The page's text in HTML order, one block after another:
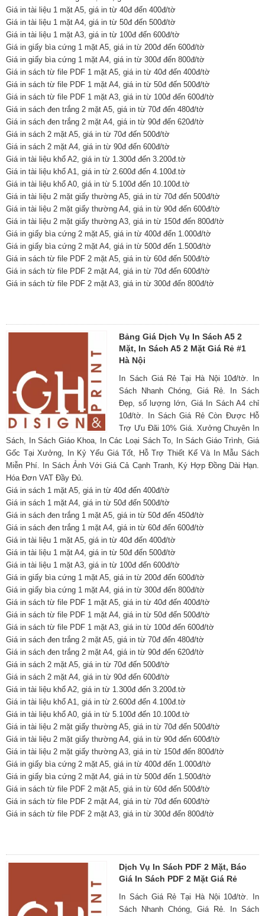
Giá in tài liệu 1 mặt A5, giá in từ 40đ đến 400đ/tờ
Giá in tài liệu 1 mặt A4, giá in từ 50đ đến 500đ/tờ
Giá in tài liệu 1 mặt A3, giá in từ 100đ đến 600đ/tờ
Giá in giấy bìa cứng 1 mặt A5, giá in từ 200đ đến 600đ/tờ
Giá in giấy bìa cứng 1 mặt A4, giá in từ 300đ đến 800đ/tờ
Giá in sách từ file PDF 1 mặt A5, giá in từ 40đ đến 400đ/tờ
Giá in sách từ file PDF 1 mặt A4, giá in từ 50đ đến 500đ/tờ
Giá in sách từ file PDF 1 mặt A3, giá in từ 100đ đến 600đ/tờ
Giá in sách đen trắng 2 mặt A5, giá in từ 70đ đến 480đ/tờ
Giá in sách đen trắng 2 mặt A4, giá in từ 90đ đến 620đ/tờ
Giá in sách 2 mặt A5, giá in từ 70đ đến 500đ/tờ
Giá in sách 2 mặt A4, giá in từ 90đ đến 600đ/tờ
Giá in tài liệu khổ A2, giá in từ 1.300đ đến 3.200đ.tờ
Giá in tài liệu khổ A1, giá in từ 2.600đ đến 4.100đ.tờ
Giá in tài liệu khổ A0, giá in từ 5.100đ đến 10.100đ.tờ
Giá in tài liệu 2 mặt giấy thường A5, giá in từ 70đ đến 500đ/tờ
Giá in tài liệu 2 mặt giấy thường A4, giá in từ 90đ đến 600đ/tờ
Giá in tài liệu 2 mặt giấy thường A3, giá in từ 150đ đến 800đ/tờ
Giá in giấy bìa cứng 2 mặt A5, giá in từ 400đ đến 1.000đ/tờ
Giá in giấy bìa cứng 2 mặt A4, giá in từ 500đ đến 1.500đ/tờ
Giá in sách từ file PDF 2 mặt A5, giá in từ 60đ đến 500đ/tờ
Giá in sách từ file PDF 2 mặt A4, giá in từ 70đ đến 600đ/tờ
Giá in sách từ file PDF 2 mặt A3, giá in từ 300đ đến 800đ/tờ
Bảng Giá Dịch Vụ In Sách A5 2
Mặt, In Sách A5 2 Mặt Giá Rẻ #1
Hà Nội
In Sách Giá Rẻ Tại Hà Nội 10đ/tờ. In
Sách Nhanh Chóng, Giá Rẻ. In Sách
Đẹp, số lượng lớn, Giá In Sách A4 chỉ
10đ/tờ. In Sách Giá Rẻ Còn Được Hỗ
Trợ Ưu Đãi 10% Giá. Xưởng Chuyên In
Sách, In Sách Giáo Khoa, In Các Loại Sách To, In Sách Giáo Trình, Giá
Gốc Tại Xưởng, In Kỷ Yếu Giá Tốt, Hỗ Trợ Thiết Kế Và In Mẫu Sách
Miễn Phí. In Sách Ảnh Với Giá Cả Cạnh Tranh, Ký Hợp Đồng Dài Hạn.
Hóa Đơn VAT Đầy Đủ.
Giá in sách 1 mặt A5, giá in từ 40đ đến 400đ/tờ
Giá in sách 1 mặt A4, giá in từ 50đ đến 500đ/tờ
Giá in sách đen trắng 1 mặt A5, giá in từ 50đ đến 450đ/tờ
Giá in sách đen trắng 1 mặt A4, giá in từ 60đ đến 600đ/tờ
Giá in tài liệu 1 mặt A5, giá in từ 40đ đến 400đ/tờ
Giá in tài liệu 1 mặt A4, giá in từ 50đ đến 500đ/tờ
Giá in tài liệu 1 mặt A3, giá in từ 100đ đến 600đ/tờ
Giá in giấy bìa cứng 1 mặt A5, giá in từ 200đ đến 600đ/tờ
Giá in giấy bìa cứng 1 mặt A4, giá in từ 300đ đến 800đ/tờ
Giá in sách từ file PDF 1 mặt A5, giá in từ 40đ đến 400đ/tờ
Giá in sách từ file PDF 1 mặt A4, giá in từ 50đ đến 500đ/tờ
Giá in sách từ file PDF 1 mặt A3, giá in từ 100đ đến 600đ/tờ
Giá in sách đen trắng 2 mặt A5, giá in từ 70đ đến 480đ/tờ
Giá in sách đen trắng 2 mặt A4, giá in từ 90đ đến 620đ/tờ
Giá in sách 2 mặt A5, giá in từ 70đ đến 500đ/tờ
Giá in sách 2 mặt A4, giá in từ 90đ đến 600đ/tờ
Giá in tài liệu khổ A2, giá in từ 1.300đ đến 3.200đ.tờ
Giá in tài liệu khổ A1, giá in từ 2.600đ đến 4.100đ.tờ
Giá in tài liệu khổ A0, giá in từ 5.100đ đến 10.100đ.tờ
Giá in tài liệu 2 mặt giấy thường A5, giá in từ 70đ đến 500đ/tờ
Giá in tài liệu 2 mặt giấy thường A4, giá in từ 90đ đến 600đ/tờ
Giá in tài liệu 2 mặt giấy thường A3, giá in từ 150đ đến 800đ/tờ
Giá in giấy bìa cứng 2 mặt A5, giá in từ 400đ đến 1.000đ/tờ
Giá in giấy bìa cứng 2 mặt A4, giá in từ 500đ đến 1.500đ/tờ
Giá in sách từ file PDF 2 mặt A5, giá in từ 60đ đến 500đ/tờ
Giá in sách từ file PDF 2 mặt A4, giá in từ 70đ đến 600đ/tờ
Giá in sách từ file PDF 2 mặt A3, giá in từ 300đ đến 800đ/tờ
Dịch Vụ In Sách PDF 2 Mặt, Báo
Giá In Sách PDF 2 Mặt Giá Rẻ
In Sách Giá Rẻ Tại Hà Nội 10đ/tờ. In
Sách Nhanh Chóng, Giá Rẻ. In Sách